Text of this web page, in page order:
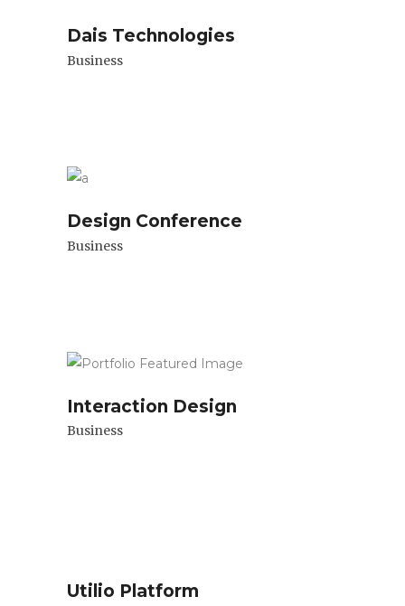
Dais Technologies
Business
Design Conference
Business
Interaction Design
Business
Utilio Platform